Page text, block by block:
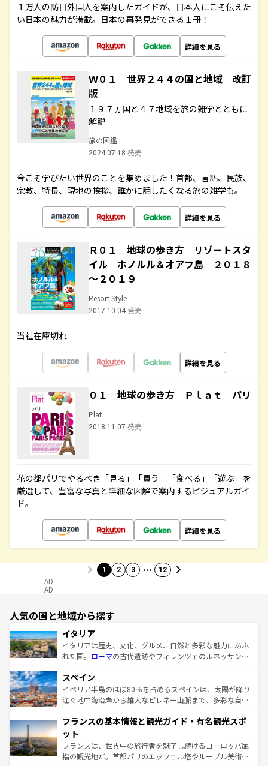
１万人の訪日外国人を案内したガイドが、日本人にこそ伝えた
い日本の魅力が満載。日本の再発見ができる１冊！
詳細を見る
Ｗ０１ 世界２４４の国と地域 改訂
版
１９７ヵ国と４７地域を旅の雑学とともに
解説
旅の図鑑
2024.07.18 発売
今こそ学びたい世界のことを集めました！首都、言語、民族、
宗教、特長、現地の挨拶、誰かに話したくなる旅の雑学も。
詳細を見る
Ｒ０１ 地球の歩き方 リゾートスタ
イル ホノルル＆オアフ島 ２０１８
～２０１９
Resort Style
2017.10.04 発売
当社在庫切れ
詳細を見る
０１ 地球の歩き方 Ｐｌａｔ パリ
Plat
2018.11.07 発売
花の都パリでやるべき「見る」「買う」「食べる」「遊ぶ」を
厳選して、豊富な写真と詳細な図解で案内するビジュアルガイ
ド。
詳細を見る
1 2 3 … 12
AD
AD
人気の国と地域から探す
イタリア
イタリアは歴史、文化、グルメ、自然と多彩な魅力にあふ
れた国。 ローマの古代遺跡やフィレンツェのルネッサンス
ろん、トスカーナの美しい田園風景やアマルフィ海岸の絶
景など、自然景観も見逃せない。観光の合間には、本場の
ピザやパスタなど、絶品のイタリア料理を堪能することも
ませてくれるイタリアで、忘れられない旅をしてみよう！
なお、新着のイタリア情報は
しい。
スペイン
イベリア半島のほぼ80％を占めるスペインは、太陽が降り
注ぐ地中海沿岸から雄大なピレネー山脈まで、多彩な自然
文化が根付くこの国では、情熱的なフラメンコ、熱気あふ
れる闘牛、そして美味しいタパスが生活の一部となってい
る。首都マドリードの洗練された雰囲気や、バルセロナの
アートに溢れた街角から、地方では古代ローマ遺跡や中世
フランスの基本情報と観光ガイド・有名観光スポ
ット
フランスは、世界中の旅行者を魅了し続けるヨーロッパ屈
指の観光地だ。首都パリのエッフェル塔やルーブル美術館